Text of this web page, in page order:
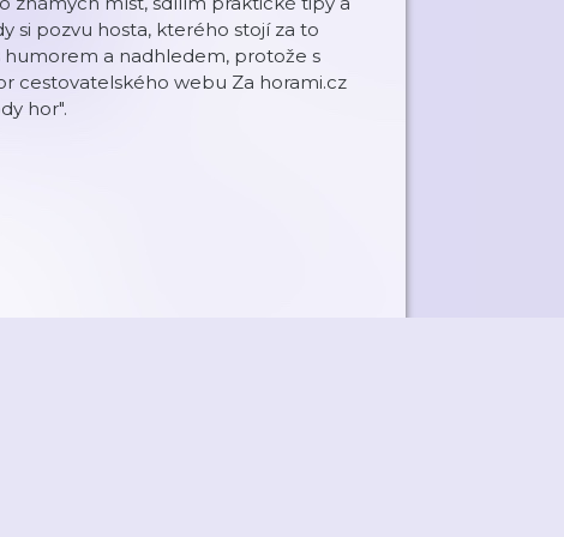
si pozvu hosta, kterého stojí za to
humorem a nadhledem, protože s
cestovatelského webu Za horami.cz
hor".